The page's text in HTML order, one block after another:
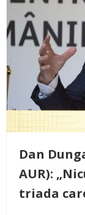
Dan
AUR):
triada